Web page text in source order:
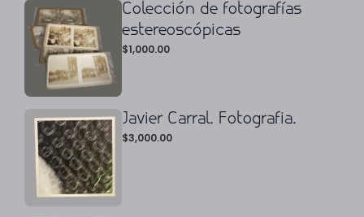
Colección de fotografías
estereoscópicas
$1,000.00
Javier Carral. Fotografia.
$3,000.00